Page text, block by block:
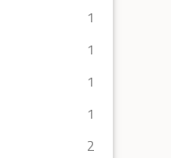
1
1
1
1
2